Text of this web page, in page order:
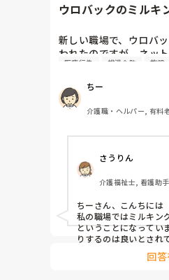
けど、うちら（介護士
上層部（施設長や課長
（人によって態度変え
祖父がお世話になった
気さくに話してくれる
言えないけど、周りに
してください。
（サヨーナラーwww）
もうここで一生懸命や
ウロバックのミルキ
新しい職場で、ウロバ
われたのですが、ネッ
のですが、やられてい
医療行為 排泄介助 施設
ちー
介護職・ヘルパー, 有料
さうりん
介護福祉士, 看護助
ちーさん、こんちには
私の職場ではミルキン
ということになってい
りするのは良いとされ
回